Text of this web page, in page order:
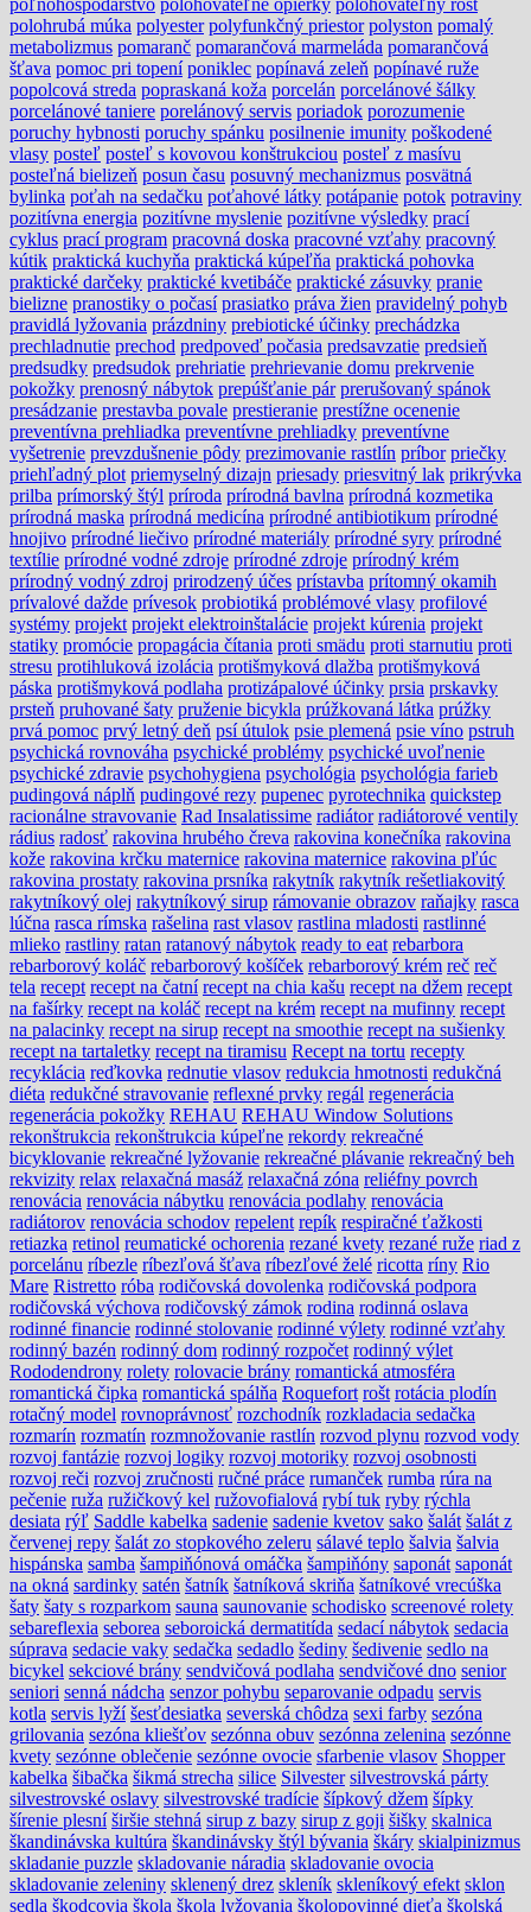
poľnohospodárstvo polohovateľné opierky polohovateľný rošt
polohrubá múka polyester polyfunkčný priestor polyston pomalý
metabolizmus pomaranč pomarančová marmeláda pomarančová
šťava pomoc pri topení poniklec popínavá zeleň popínavé ruže
popolcová streda popraskaná koža porcelán porcelánové šálky
porcelánové taniere porelánový servis poriadok porozumenie
poruchy hybnosti poruchy spánku posilnenie imunity poškodené
vlasy posteľ posteľ s kovovou konštrukciou posteľ z masívu
posteľná bielizeň posun času posuvný mechanizmus posvätná
bylinka poťah na sedačku poťahové látky potápanie potok potraviny
pozitívna energia pozitívne myslenie pozitívne výsledky prací
cyklus prací program pracovná doska pracovné vzťahy pracovný
kútik praktická kuchyňa praktická kúpeľňa praktická pohovka
praktické darčeky praktické kvetibáče praktické zásuvky pranie
bielizne pranostiky o počasí prasiatko práva žien pravidelný pohyb
pravidlá lyžovania prázdniny prebiotické účinky prechádzka
prechladnutie prechod predpoveď počasia predsavzatie predsieň
predsudky predsudok prehriatie prehrievanie domu prekrvenie
pokožky prenosný nábytok prepúšťanie pár prerušovaný spánok
presádzanie prestavba povale prestieranie prestížne ocenenie
preventívna prehliadka preventívne prehliadky preventívne
vyšetrenie prevzdušnenie pôdy prezimovanie rastlín príbor priečky
priehľadný plot priemyselný dizajn priesady priesvitný lak prikrývka
prilba prímorský štýl príroda prírodná bavlna prírodná kozmetika
prírodná maska prírodná medicína prírodné antibiotikum prírodné
hnojivo prírodné liečivo prírodné materiály prírodné syry prírodné
textílie prírodné vodné zdroje prírodné zdroje prírodný krém
prírodný vodný zdroj prirodzený účes prístavba prítomný okamih
prívalové dažde prívesok probiotiká problémové vlasy profilové
systémy projekt projekt elektroinštalácie projekt kúrenia projekt
statiky promócie propagácia čítania proti smädu proti starnutiu proti
stresu protihluková izolácia protišmyková dlažba protišmyková
páska protišmyková podlaha protizápalové účinky prsia prskavky
prsteň pruhované šaty pruženie bicykla prúžkovaná látka prúžky
prvá pomoc prvý letný deň psí útulok psie plemená psie víno pstruh
psychická rovnováha psychické problémy psychické uvoľnenie
psychické zdravie psychohygiena psychológia psychológia farieb
pudingová náplň pudingové rezy pupenec pyrotechnika quickstep
racionálne stravovanie Rad Insalatissime radiátor radiátorové ventily
rádius radosť rakovina hrubého čreva rakovina konečníka rakovina
kože rakovina krčku maternice rakovina maternice rakovina pľúc
rakovina prostaty rakovina prsníka rakytník rakytník rešetliakovitý
rakytníkový olej rakytníkový sirup rámovanie obrazov raňajky rasca
lúčna rasca rímska rašelina rast vlasov rastlina mladosti rastlinné
mlieko rastliny ratan ratanový nábytok ready to eat rebarbora
rebarborový koláč rebarborový košíček rebarborový krém reč reč
tela recept recept na čatní recept na chia kašu recept na džem recept
na fašírky recept na koláč recept na krém recept na mufinny recept
na palacinky recept na sirup recept na smoothie recept na sušienky
recept na tartaletky recept na tiramisu Recept na tortu recepty
recyklácia reďkovka rednutie vlasov redukcia hmotnosti redukčná
diéta redukčné stravovanie reflexné prvky regál regenerácia
regenerácia pokožky REHAU REHAU Window Solutions
rekonštrukcia rekonštrukcia kúpeľne rekordy rekreačné
bicyklovanie rekreačné lyžovanie rekreačné plávanie rekreačný beh
rekvizity relax relaxačná masáž relaxačná zóna reliéfny povrch
renovácia renovácia nábytku renovácia podlahy renovácia
radiátorov renovácia schodov repelent repík respiračné ťažkosti
retiazka retinol reumatické ochorenia rezané kvety rezané ruže riad z
porcelánu ríbezle ríbezľová šťava ríbezľové želé ricotta ríny Rio
Mare Ristretto róba rodičovská dovolenka rodičovská podpora
rodičovská výchova rodičovský zámok rodina rodinná oslava
rodinné financie rodinné stolovanie rodinné výlety rodinné vzťahy
rodinný bazén rodinný dom rodinný rozpočet rodinný výlet
Rododendrony rolety rolovacie brány romantická atmosféra
romantická čipka romantická spálňa Roquefort rošt rotácia plodín
rotačný model rovnoprávnosť rozchodník rozkladacia sedačka
rozmarín rozmatín rozmnožovanie rastlín rozvod plynu rozvod vody
rozvoj fantázie rozvoj logiky rozvoj motoriky rozvoj osobnosti
rozvoj reči rozvoj zručnosti ručné práce rumanček rumba rúra na
pečenie ruža ružičkový kel ružovofialová rybí tuk ryby rýchla
desiata rýľ Saddle kabelka sadenie sadenie kvetov sako šalát šalát z
červenej repy šalát zo stopkového zeleru sálavé teplo šalvia šalvia
hispánska samba šampiňónová omáčka šampiňóny saponát saponát
na okná sardinky satén šatník šatníková skriňa šatníkové vrecúška
šaty šaty s rozparkom sauna saunovanie schodisko screenové rolety
sebareflexia seborea seboroická dermatitída sedací nábytok sedacia
súprava sedacie vaky sedačka sedadlo šediny šedivenie sedlo na
bicykel sekciové brány sendvičová podlaha sendvičové dno senior
seniori senná nádcha senzor pohybu separovanie odpadu servis
kotla servis lyží šesťdesiatka severská chôdza sexi farby sezóna
grilovania sezóna kliešťov sezónna obuv sezónna zelenina sezónne
kvety sezónne oblečenie sezónne ovocie sfarbenie vlasov Shopper
kabelka šibačka šikmá strecha silice Silvester silvestrovská párty
silvestrovské oslavy silvestrovské tradície šípkový džem šípky
šírenie plesní širšie stehná sirup z bazy sirup z goji šišky skalnica
škandinávska kultúra škandinávsky štýl bývania škáry skialpinizmus
skladanie puzzle skladovanie náradia skladovanie ovocia
skladovanie zeleniny sklenený drez skleník skleníkový efekt sklon
sedla škodcovia škola škola lyžovania školopovinné dieťa školská